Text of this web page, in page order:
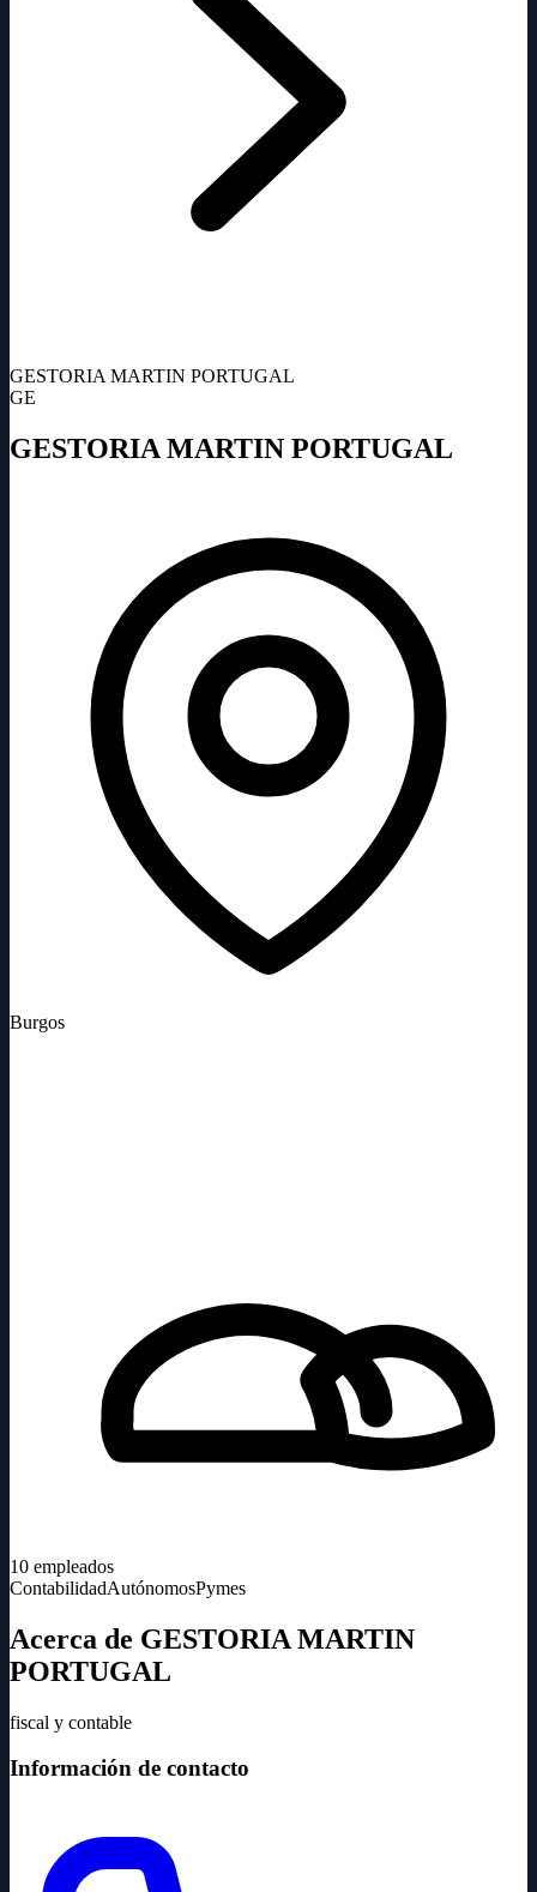
GESTORIA MARTIN PORTUGAL
GE
GESTORIA MARTIN PORTUGAL
Burgos
10 empleados
ContabilidadAutónomosPymes
Acerca de GESTORIA MARTIN
PORTUGAL
fiscal y contable
Información de contacto